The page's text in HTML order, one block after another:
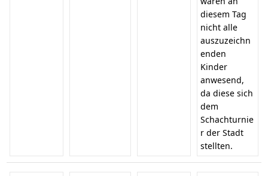
diesem Tag
nicht alle
auszuzeichn
enden
Kinder
anwesend,
da diese sich
dem
Schachturnie
r der Stadt
stellten.